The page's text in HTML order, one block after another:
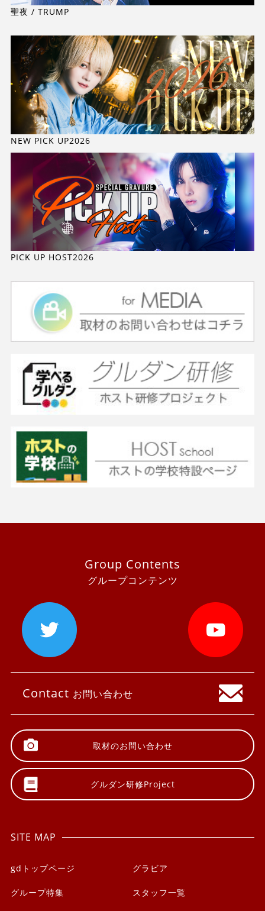
聖夜 / TRUMP
NEW PICK UP2026
PICK UP HOST2026
Group Contents
グループコンテンツ
Contact お問い合わせ
取材のお問い合わせ
グルダン研修Project
SITE MAP
gdトップページ グラビア
グループ特集 スタッフ一覧